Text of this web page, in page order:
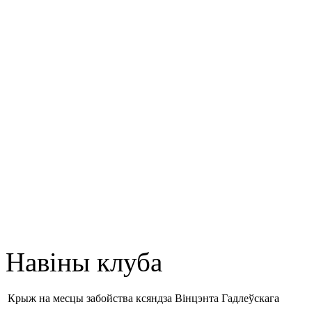
Навіны клуба
Крыж на месцы забойства ксяндза Вінцэнта Гадлеўскага